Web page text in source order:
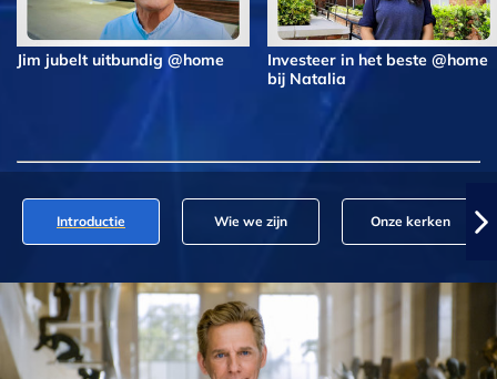
Jim jubelt uitbundig @home
Investeer in het beste @home
bij Natalia
Introductie Wie we zijn Onze kerken